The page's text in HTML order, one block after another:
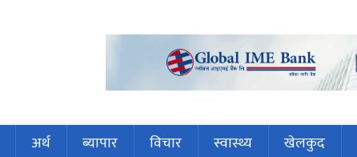
अर्थ ब्यापार विचार स्वास्थ्य खेलकुद